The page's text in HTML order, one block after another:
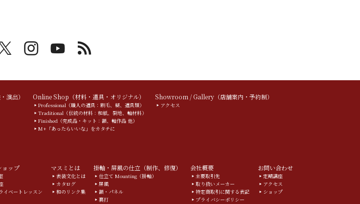
演出） Online Shop（材料・道具・オリジナル）
Professional（職人の道具：刷毛、糊、道具類）
Traditional（伝統の材料：和紙、裂地、軸材料）
Finished（完成品・キット：額、軸作品 他）
M+「あったらいいな」をカタチに
Showroom / Gallery（店舗案内・予約制）
アクセス
ョップ
イベートレッスン
マスミとは
表装文化とは
カタログ
和のリンク集
掛軸・屏風の仕立（制作、修復）
仕立て Mounting（掛軸）
屏風
額・パネル
裏打
会社概要
主要取引先
取り扱いメーカー
特定商取引に関する表記
プライバシーポリシー
お問い合わせ
定期講座
アクセス
ショップ